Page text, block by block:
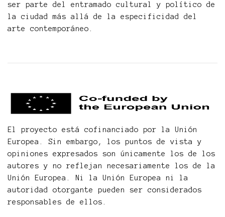
ser parte del entramado cultural y político de
la ciudad más allá de la especificidad del
arte contemporáneo.
El proyecto está cofinanciado por la Unión
Europea. Sin embargo, los puntos de vista y
opiniones expresados ​​son únicamente los de los
autores y no reflejan necesariamente los de la
Unión Europea. Ni la Unión Europea ni la
autoridad otorgante pueden ser considerados
responsables de ellos.